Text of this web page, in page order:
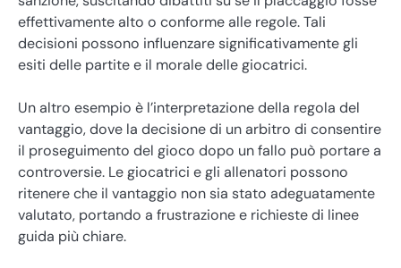
effettivamente alto o conforme alle regole. Tali
decisioni possono influenzare significativamente gli
esiti delle partite e il morale delle giocatrici.
Un altro esempio è l’interpretazione della regola del
vantaggio, dove la decisione di un arbitro di consentire
il proseguimento del gioco dopo un fallo può portare a
controversie. Le giocatrici e gli allenatori possono
ritenere che il vantaggio non sia stato adeguatamente
valutato, portando a frustrazione e richieste di linee
guida più chiare.